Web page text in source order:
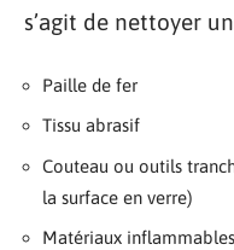
s’agit de nettoyer
Paille de fer
Tissu abrasif
Couteau ou outils
la surface en verre)
Matériaux inflammables